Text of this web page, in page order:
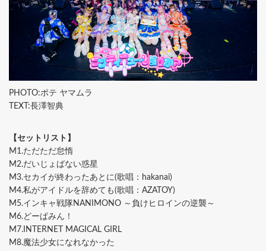
PHOTO:ポテ ヤマムラ
TEXT:長澤智典
【セットリスト】
M1.ただただ怠惰
M2.だいじょばない惑星
M3.セカイが終わったあとに(歌唱：hakanai)
M4.私がアイドルを辞めても(歌唱：AZATOY)
M5.インキャ戦隊NANIMONO ～負けヒロインの逆襲～
M6.どーぱみん！
M7.INTERNET MAGICAL GIRL
M8.魔法少女になれなかった